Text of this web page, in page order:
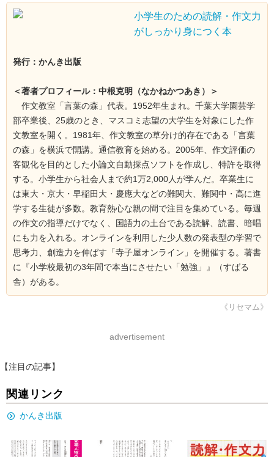
小学生のための読解・作文力
がしっかり身につく本
発行：かんき出版
＜著者プロフィール：中根克明（なかねかつあき）＞
作文教室「言葉の森」代表。1952年生まれ。千葉大学園芸学
部卒業後、25歳のとき、マスコミ志望の大学生を対象にした作
文教室を開く。1981年、作文教室の草分け的存在である「言葉
の森」を横浜で開講。通信教育を始める。2005年、作文評価の
客観化を目的とした小論文自動採点ソフトを作成し、特許を取得
する。小学生から社会人まで約1万2,000人が学んだ。卒業生に
は東大・京大・早稲田大・慶應大などの難関大、難関中・高に進
学する生徒が多数。教育熱心な親の間で注目を集めている。毎週
の作文の指導だけでなく、国語力の土台である読解、読書、暗唱
にも力を入れる。オンラインを利用した少人数の発表型の学習で
思考力、創造力を伸ばす「寺子屋オンライン」を開催する。著書
に『小学校最初の3年間で本当にさせたい「勉強」』（すばる
舎）がある。
《リセマム》
advertisement
【注目の記事】
関連リンク
かんき出版